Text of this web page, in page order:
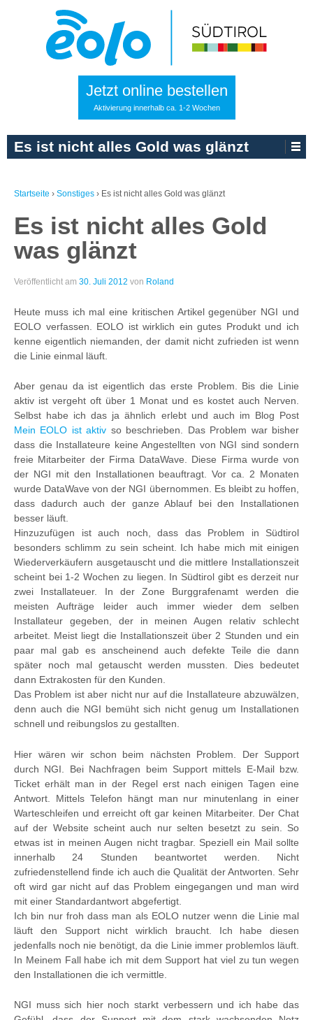
Jetzt online bestellen
Aktivierung innerhalb ca. 1-2 Wochen
Es ist nicht alles Gold was glänzt
Startseite › Sonstiges › Es ist nicht alles Gold was glänzt
Es ist nicht alles Gold
was glänzt
Veröffentlicht am 30. Juli 2012 von Roland
Heute muss ich mal eine kritischen Artikel gegenüber NGI und
EOLO verfassen. EOLO ist wirklich ein gutes Produkt und ich
kenne eigentlich niemanden, der damit nicht zufrieden ist wenn
die Linie einmal läuft.
Aber genau da ist eigentlich das erste Problem. Bis die Linie
aktiv ist vergeht oft über 1 Monat und es kostet auch Nerven.
Selbst habe ich das ja ähnlich erlebt und auch im Blog Post
Mein EOLO ist aktiv so beschrieben. Das Problem war bisher
dass die Installateure keine Angestellten von NGI sind sondern
freie Mitarbeiter der Firma DataWave. Diese Firma wurde von
der NGI mit den Installationen beauftragt. Vor ca. 2 Monaten
wurde DataWave von der NGI übernommen. Es bleibt zu hoffen,
dass dadurch auch der ganze Ablauf bei den Installationen
besser läuft.
Hinzuzufügen ist auch noch, dass das Problem in Südtirol
besonders schlimm zu sein scheint. Ich habe mich mit einigen
Wiederverkäufern ausgetauscht und die mittlere Installationszeit
scheint bei 1-2 Wochen zu liegen. In Südtirol gibt es derzeit nur
zwei Installateuer. In der Zone Burggrafenamt werden die
meisten Aufträge leider auch immer wieder dem selben
Installateur gegeben, der in meinen Augen relativ schlecht
arbeitet. Meist liegt die Installationszeit über 2 Stunden und ein
paar mal gab es anscheinend auch defekte Teile die dann
später noch mal getauscht werden mussten. Dies bedeutet
dann Extrakosten für den Kunden.
Das Problem ist aber nicht nur auf die Installateure abzuwälzen,
denn auch die NGI bemüht sich nicht genug um Installationen
schnell und reibungslos zu gestallten.
Hier wären wir schon beim nächsten Problem. Der Support
durch NGI. Bei Nachfragen beim Support mittels E-Mail bzw.
Ticket erhält man in der Regel erst nach einigen Tagen eine
Antwort. Mittels Telefon hängt man nur minutenlang in einer
Warteschleifen und erreicht oft gar keinen Mitarbeiter. Der Chat
auf der Website scheint auch nur selten besetzt zu sein. So
etwas ist in meinen Augen nicht tragbar. Speziell ein Mail sollte
innerhalb 24 Stunden beantwortet werden. Nicht
zufriedenstellend finde ich auch die Qualität der Antworten. Sehr
oft wird gar nicht auf das Problem eingegangen und man wird
mit einer Standardantwort abgefertigt.
Ich bin nur froh dass man als EOLO nutzer wenn die Linie mal
läuft den Support nicht wirklich braucht. Ich habe diesen
jedenfalls noch nie benötigt, da die Linie immer problemlos läuft.
In Meinem Fall habe ich mit dem Support hat viel zu tun wegen
den Installationen die ich vermittle.
NGI muss sich hier noch starkt verbessern und ich habe das